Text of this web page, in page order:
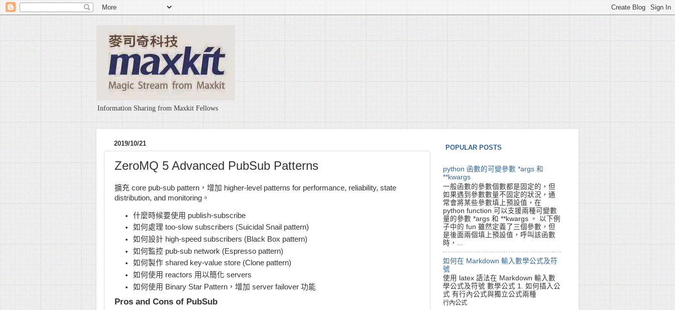
Information Sharing from Maxkit Fellows
2019/10/21
ZeroMQ 5 Advanced PubSub Patterns
擴充 core pub-sub pattern，增加 higher-level patterns for performance, reliability, state
distribution, and monitoring。
什麼時候要使用 publish-subscribe
如何處理 too-slow subscribers (Suicidal Snail pattern)
如何設計 high-speed subscribers (Black Box pattern)
如何監控 pub-sub network (Espresso pattern)
如何製作 shared key-value store (Clone pattern)
如何使用 reactors 用以簡化 servers
如何使用 Binary Star Pattern，增加 server failover 功能
Pros and Cons of PubSub
POPULAR POSTS
python 函數的可變參數 *args 和
**kwargs
一般函數的參數個數都是固定的，但
如果遇到參數數量不固定的狀況，通
常會將某些參數填上預設值，在
python function 可以支援兩種可變數
量的參數 *args 和 **kwargs 。 以下例
子中的 fun 雖然定義了三個參數，但
是後面兩個填上預設值，呼叫該函數
時，...
如何在 Markdown 輸入數學公式及符
號
使用 latex 語法在 Markdown 輸入數
學公式及符號 數學公式 1. 如何插入公
式 有行內公式與獨立公式兩種
行內公式
行內公式